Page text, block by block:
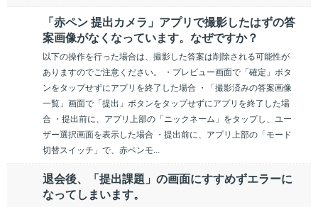
「赤ペン 提出カメラ」アプリで撮影したはずの答
案画像がなくなっています。なぜですか？
以下の操作を行った場合は、撮影した答案は削除される可能性が
ありますのでご注意ください。 ・プレビュー画面で「確定」ボタ
ンをタップせずにアプリを終了した場合 ・「撮影済みの答案画像
一覧」画面で「提出」ボタンをタップせずにアプリを終了した場
合 ・提出前に、アプリ上部の「ニックネーム」をタップし、ユー
ザー選択画面を表示した場合 ・提出前に、アプリ上部の「モード
切替スイッチ」で、赤ペンモ...
退会後、「提出課題」の画面にすすめずエラーに
なってしまいます。